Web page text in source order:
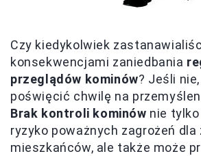
Czy kiedykolwiek
konsekwencjami zaniedbania
przeglądów kominów? Jeśli
poświęcić chwilę na
Brak kontroli kominów nie
ryzyko poważnych zagrożeń dla
mieszkańców, ale także może